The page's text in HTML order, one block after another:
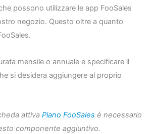
possono utilizzare le app FooSales
negozio. Questo oltre a quanto
mensile o annuale e specificare il
si desidera aggiungere al proprio
attiva Piano FooSales è necessario
componente aggiuntivo.